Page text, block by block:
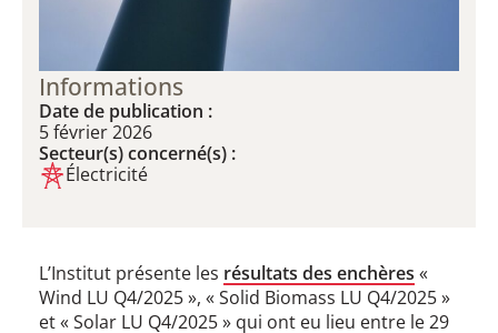
Informations
Date de publication :
5 février 2026
Secteur(s) concerné(s) :
Électricité
L’Institut présente les résultats des enchères «
Wind LU Q4/2025 », « Solid Biomass LU Q4/2025 »
et « Solar LU Q4/2025 » qui ont eu lieu entre le 29